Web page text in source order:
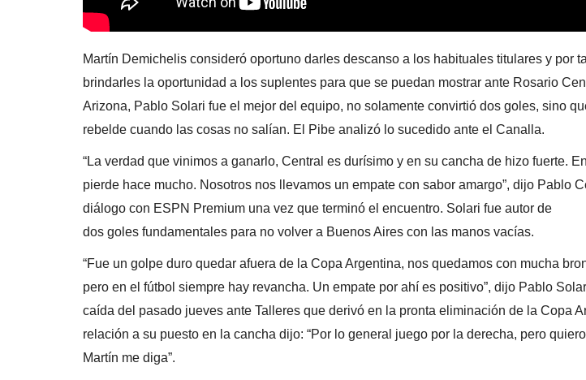
Martín Demichelis consideró oportuno darles descanso a los habituales titulares y por
brindarles la oportunidad a los suplentes para que se puedan mostrar ante Rosario
Arizona, Pablo Solari fue el mejor del equipo, no solamente convirtió dos goles, sino
rebelde cuando las cosas no salían. El Pibe analizó lo sucedido ante el Canalla.
“La verdad que vinimos a ganarlo, Central es durísimo y en su cancha de hizo fuerte.
pierde hace mucho. Nosotros nos llevamos un empate con sabor amargo”, dijo Pablo
diálogo con ESPN Premium una vez que terminó el encuentro. Solari fue autor de
dos goles fundamentales para no volver a Buenos Aires con las manos vacías.
“Fue un golpe duro quedar afuera de la Copa Argentina, nos quedamos con mucha
pero en el fútbol siempre hay revancha. Un empate por ahí es positivo”, dijo Pablo
caída del pasado jueves ante Talleres que derivó en la pronta eliminación de la Copa
relación a su puesto en la cancha dijo: “Por lo general juego por la derecha, pero
Martín me diga”.